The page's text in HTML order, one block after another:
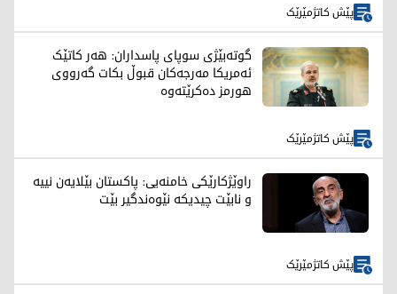
پێش کاتژمێرێک
گوتەبێژی سوپای پاسداران: هەر کاتێک
ئەمریکا مەرجەکان قبوڵ بکات گەرووی
هورمز دەکرێتەوە
پێش کاتژمێرێک
راوێژکارێکی خامنەیی: پاکستان بێلایەن نییە
و نابێت چیدیکە نێوەندگیر بێت
پێش کاتژمێرێک